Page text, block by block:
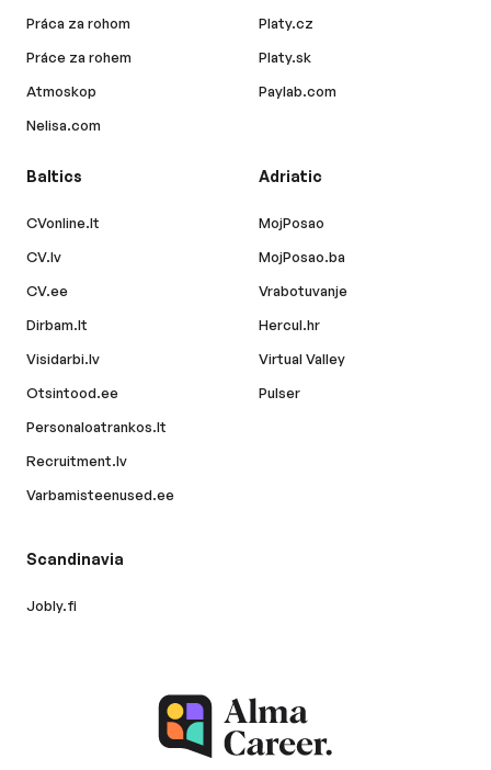
Práca za rohom
Práce za rohem
Atmoskop
Nelisa.com
Platy.cz
Platy.sk
Paylab.com
Baltics
CVonline.lt
CV.lv
CV.ee
Dirbam.lt
Visidarbi.lv
Otsintood.ee
Personaloatrankos.lt
Recruitment.lv
Varbamisteenused.ee
Adriatic
MojPosao
MojPosao.ba
Vrabotuvanje
Hercul.hr
Virtual Valley
Pulser
Scandinavia
Jobly.fi